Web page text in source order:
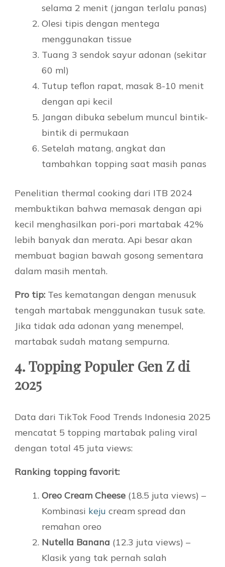
selama 2 menit (jangan terlalu panas)
Olesi tipis dengan mentega
menggunakan tissue
Tuang 3 sendok sayur adonan (sekitar
60 ml)
Tutup teflon rapat, masak 8-10 menit
dengan api kecil
Jangan dibuka sebelum muncul bintik-
bintik di permukaan
Setelah matang, angkat dan
tambahkan topping saat masih panas
Penelitian thermal cooking dari ITB 2024
membuktikan bahwa memasak dengan api
kecil menghasilkan pori-pori martabak 42%
lebih banyak dan merata. Api besar akan
membuat bagian bawah gosong sementara
dalam masih mentah.
Pro tip: Tes kematangan dengan menusuk
tengah martabak menggunakan tusuk sate.
Jika tidak ada adonan yang menempel,
martabak sudah matang sempurna.
4. Topping Populer Gen Z di
2025
Data dari TikTok Food Trends Indonesia 2025
mencatat 5 topping martabak paling viral
dengan total 45 juta views:
Ranking topping favorit:
Oreo Cream Cheese (18.5 juta views) –
Kombinasi keju cream spread dan
remahan oreo
Nutella Banana (12.3 juta views) –
Klasik yang tak pernah salah